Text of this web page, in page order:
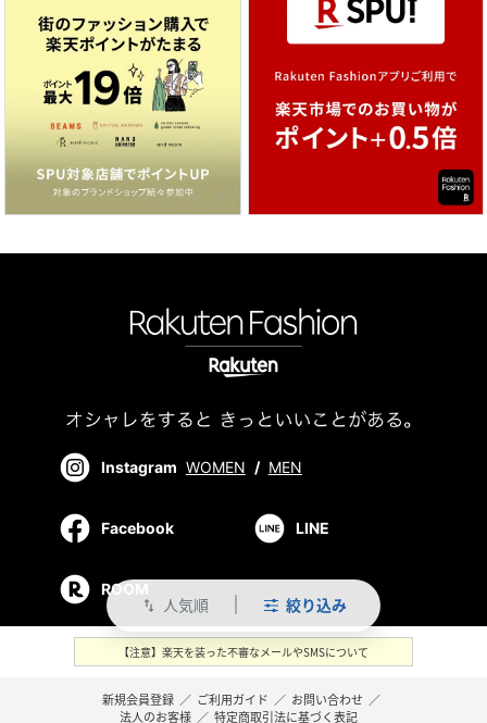
swap_vert 人気順 絞り込み
Instagram WOMEN / MEN
Facebook LINE
ROOM
【注意】楽天を装った不審なメールやSMSについて
新規会員登録 ／ ご利用ガイド ／ お問い合わせ ／
法人のお客様 ／ 特定商取引法に基づく表記